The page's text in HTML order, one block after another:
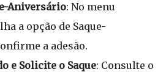
Aniversário: No menu
a opção de Saque-
a adesão.
e Solicite o Saque: Consulte o